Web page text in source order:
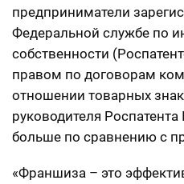
предприниматели
Федеральной службе по
собственности
правом по договорам
отношении товарных
руководителя
больше по сравнению с
«Франшиза – это